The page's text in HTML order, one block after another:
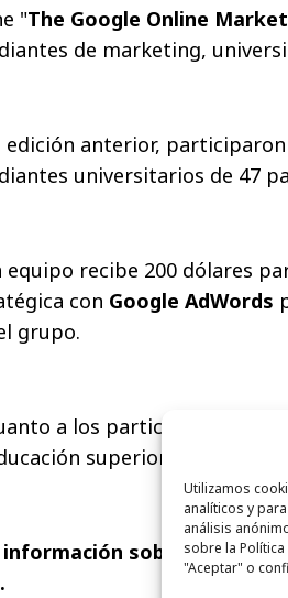
Utilizamos
analíticos y
análisis
sobre la
"Aceptar" o
"The Google Online
de marketing,
edición anterior,
universitarios de 47
equipo recibe 200 dólares
con Google AdWords
grupo.
a los participantes,
superior de cualquier
información sobreThe
.